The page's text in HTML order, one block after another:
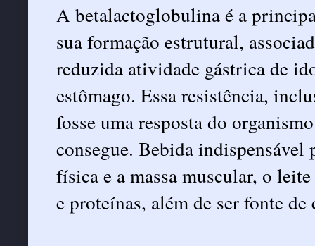
A betalactoglobulina é a
sua formação estrutural,
reduzida atividade gástrica de
estômago. Essa resistência,
fosse uma resposta do
consegue. Bebida indispensável
física e a massa muscular, o
e proteínas, além de ser fonte